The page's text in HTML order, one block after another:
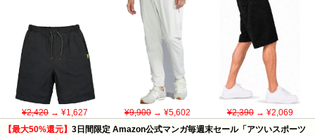
¥2,420→ ¥1,627 ¥9,900→ ¥5,602 ¥2,390→ ¥2,069
【最大50%還元】 3日間限定 Amazon公式マンガ毎週末セール「アツいスポーツ